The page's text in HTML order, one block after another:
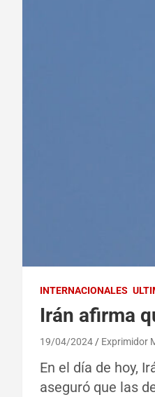
INTERNACIONALES
Irán afirma
19/04/2024 Exprimidor
En el día de hoy,
aseguró que las